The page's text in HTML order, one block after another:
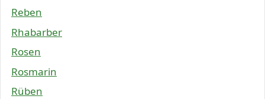
Reben
Rhabarber
Rosen
Rosmarin
Rüben